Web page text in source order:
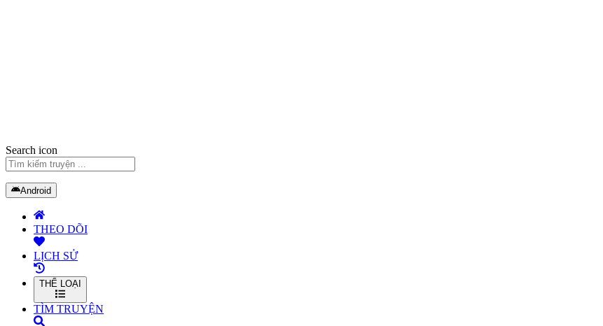
Search icon
Android
THEO DÕI
LỊCH SỬ
THỂ LOẠI
TÌM TRUYỆN